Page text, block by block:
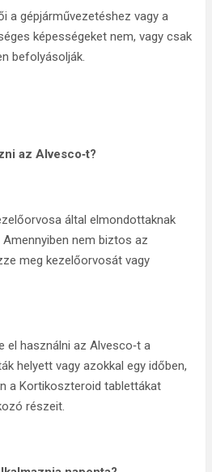
a gépjárművezetéshez vagy a
képességeket nem, vagy csak
befolyásolják.
az Alvesco‑t?
által elmondottaknak
nem biztos az
meg kezelőorvosát vagy
el használni az Alvesco‑t a
helyett vagy azokkal egy időben,
a Kortikoszteroid tablettákat
részeit.